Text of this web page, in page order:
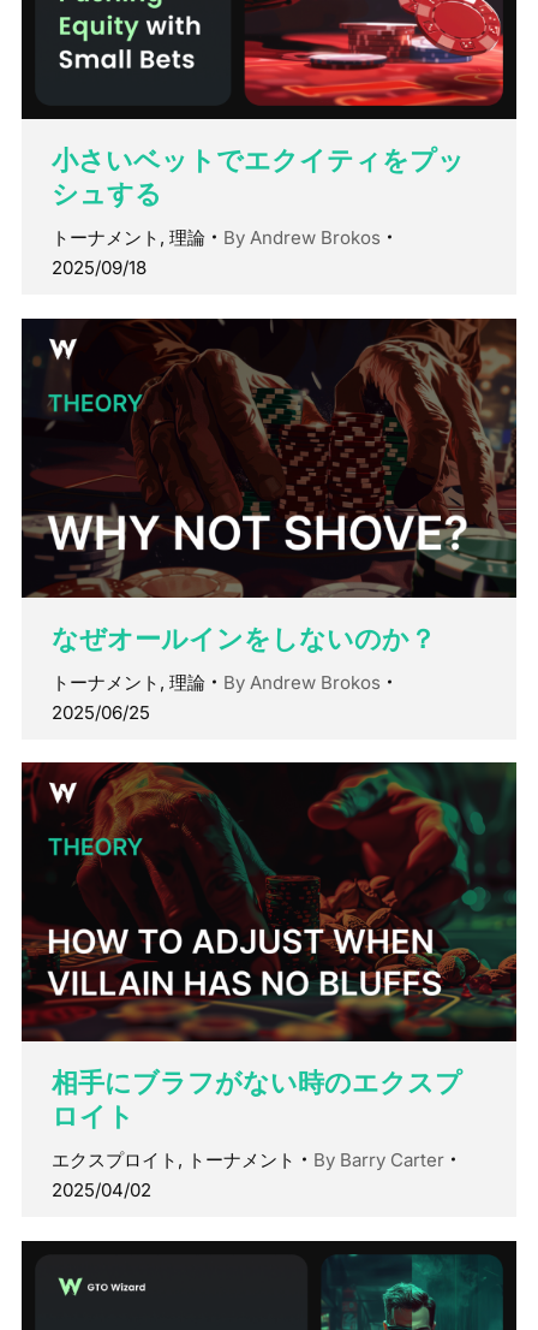
小さいベットでエクイティをプッ
シュする
トーナメント , 理論 By Andrew Brokos
2025/09/18
なぜオールインをしないのか？
トーナメント , 理論 By Andrew Brokos
2025/06/25
相手にブラフがない時のエクスプ
ロイト
エクスプロイト , トーナメント By Barry Carter
2025/04/02